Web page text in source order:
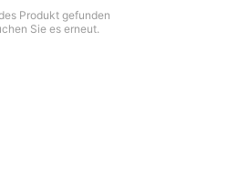
Produkt gefunden
Sie es erneut.